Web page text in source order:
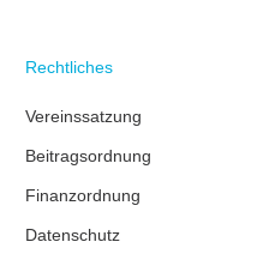
Rechtliches
Vereinssatzung
Beitragsordnung
Finanzordnung
Datenschutz